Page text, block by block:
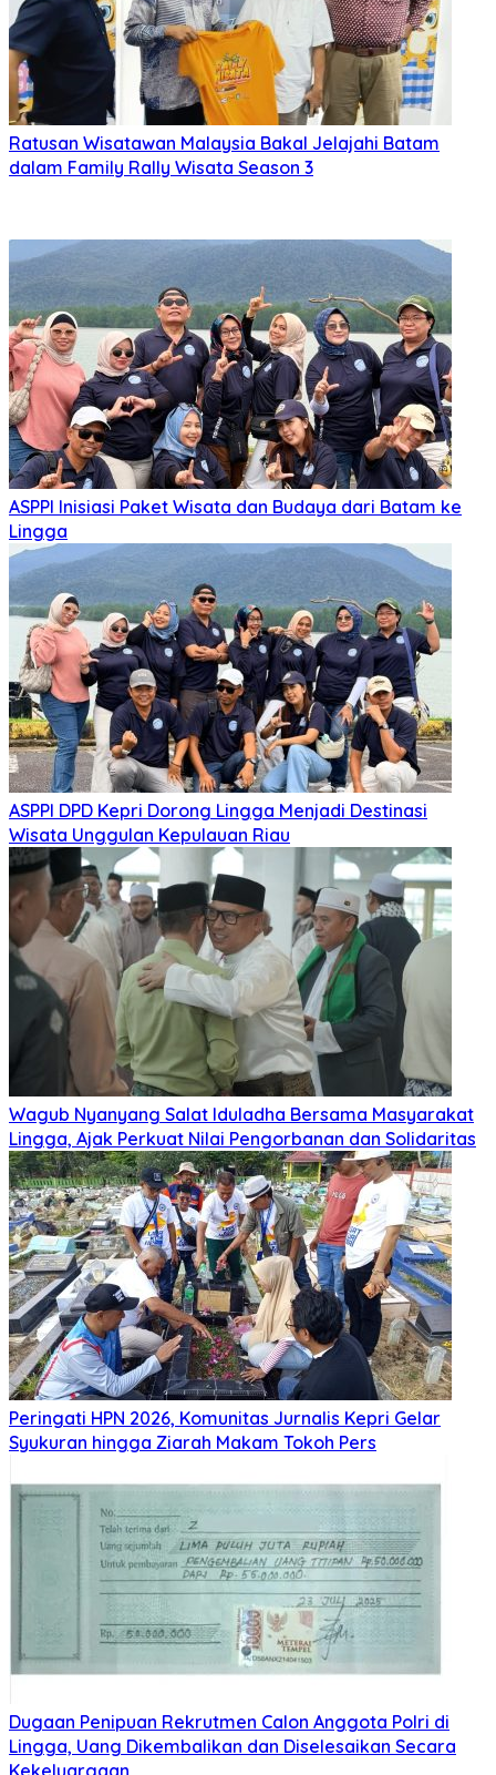
Ratusan Wisatawan Malaysia Bakal Jelajahi Batam
dalam Family Rally Wisata Season 3
ASPPI Inisiasi Paket Wisata dan Budaya dari Batam ke
Lingga
ASPPI DPD Kepri Dorong Lingga Menjadi Destinasi
Wisata Unggulan Kepulauan Riau
Wagub Nyanyang Salat Iduladha Bersama Masyarakat
Lingga, Ajak Perkuat Nilai Pengorbanan dan Solidaritas
Peringati HPN 2026, Komunitas Jurnalis Kepri Gelar
Syukuran hingga Ziarah Makam Tokoh Pers
Dugaan Penipuan Rekrutmen Calon Anggota Polri di
Lingga, Uang Dikembalikan dan Diselesaikan Secara